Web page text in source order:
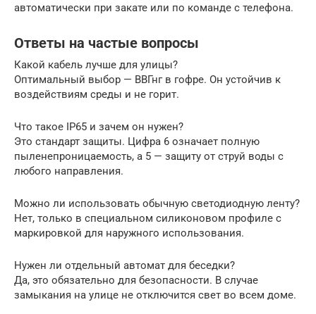
автоматически при закате или по команде с телефона.
Ответы на частые вопросы
Какой кабель лучше для улицы?
Оптимальный выбор — ВВГнг в гофре. Он устойчив к
воздействиям среды и не горит.
Что такое IP65 и зачем он нужен?
Это стандарт защиты. Цифра 6 означает полную
пыленепроницаемость, а 5 — защиту от струй воды с
любого направления.
Можно ли использовать обычную светодиодную ленту?
Нет, только в специальном силиконовом профиле с
маркировкой для наружного использования.
Нужен ли отдельный автомат для беседки?
Да, это обязательно для безопасности. В случае
замыкания на улице не отключится свет во всем доме.